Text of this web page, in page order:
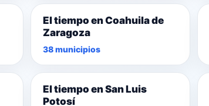
El tiempo en Coahuila de
Zaragoza
38 municipios
El tiempo en San Luis
Potosí